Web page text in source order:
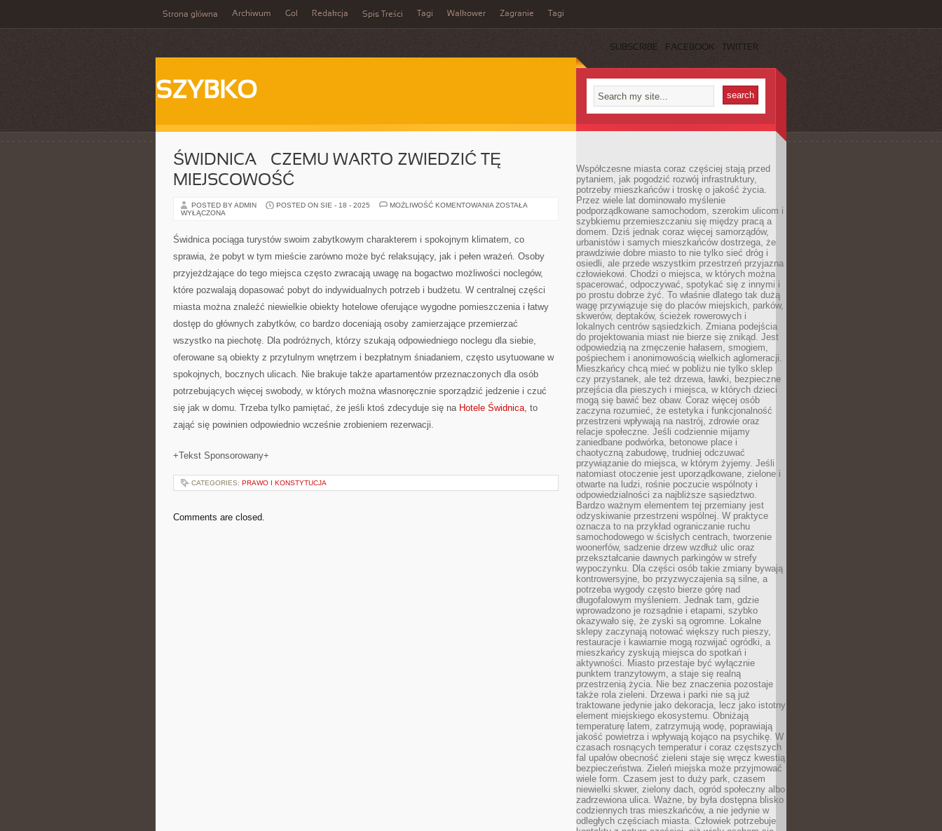
Strona główna Archiwum Gol Redakcja Spis Treści Tagi Walkower Zagranie Tagi
SUBSCRIBE FACEBOOK TWITTER
SZYBKO
ŚWIDNICA – CZEMU WARTO ZWIEDZIĆ TĘ
MIEJSCOWOŚĆ
POSTED BY ADMIN POSTED ON SIE - 18 - 2025 MOŻLIWOŚĆ KOMENTOWANIA ŚWIDNICA
ZWIEDZIĆ
TĘ
ZOSTAŁA
WYŁĄCZONA
Świdnica pociąga turystów swoim zabytkowym charakterem i spokojnym klimatem, co
sprawia, że pobyt w tym mieście zarówno może być relaksujący, jak i pełen wrażeń. Osoby
przyjeżdżające do tego miejsca często zwracają uwagę na bogactwo możliwości noclegów,
które pozwalają dopasować pobyt do indywidualnych potrzeb i budżetu. W centralnej części
miasta można znaleźć niewielkie obiekty hotelowe oferujące wygodne pomieszczenia i łatwy
dostęp do głównych zabytków, co bardzo doceniają osoby zamierzające przemierzać
wszystko na piechotę. Dla podróżnych, którzy szukają odpowiedniego noclegu dla siebie,
oferowane są obiekty z przytulnym wnętrzem i bezpłatnym śniadaniem, często usytuowane w
spokojnych, bocznych ulicach. Nie brakuje także apartamentów przeznaczonych dla osób
potrzebujących więcej swobody, w których można własnoręcznie sporządzić jedzenie i czuć
się jak w domu. Trzeba tylko pamiętać, że jeśli ktoś zdecyduje się na Hotele Świdnica, to
zająć się powinien odpowiednio wcześnie zrobieniem rezerwacji.
+Tekst Sponsorowany+
CATEGORIES: PRAWO I KONSTYTUCJA
Comments are closed.
Współczesne miasta coraz częściej stają przed
pytaniem, jak pogodzić rozwój infrastruktury,
potrzeby mieszkańców i troskę o jakość życia.
Przez wiele lat dominowało myślenie
podporządkowane samochodom, szerokim ulicom i
szybkiemu przemieszczaniu się między pracą a
domem. Dziś jednak coraz więcej samorządów,
urbanistów i samych mieszkańców dostrzega, że
prawdziwie dobre miasto to nie tylko sieć dróg i
osiedli, ale przede wszystkim przestrzeń przyjazna
człowiekowi. Chodzi o miejsca, w których można
spacerować, odpoczywać, spotykać się z innymi i
po prostu dobrze żyć. To właśnie dlatego tak dużą
wagę przywiązuje się do placów miejskich, parków,
skwerów, deptaków, ścieżek rowerowych i
lokalnych centrów sąsiedzkich. Zmiana podejścia
do projektowania miast nie bierze się znikąd. Jest
odpowiedzią na zmęczenie hałasem, smogiem,
pośpiechem i anonimowością wielkich aglomeracji.
Mieszkańcy chcą mieć w pobliżu nie tylko sklep
czy przystanek, ale też drzewa, ławki, bezpieczne
przejścia dla pieszych i miejsca, w których dzieci
mogą się bawić bez obaw. Coraz więcej osób
zaczyna rozumieć, że estetyka i funkcjonalność
przestrzeni wpływają na nastrój, zdrowie oraz
relacje społeczne. Jeśli codziennie mijamy
zaniedbane podwórka, betonowe place i
chaotyczną zabudowę, trudniej odczuwać
przywiązanie do miejsca, w którym żyjemy. Jeśli
natomiast otoczenie jest uporządkowane, zielone i
otwarte na ludzi, rośnie poczucie wspólnoty i
odpowiedzialności za najbliższe sąsiedztwo.
Bardzo ważnym elementem tej przemiany jest
odzyskiwanie przestrzeni wspólnej. W praktyce
oznacza to na przykład ograniczanie ruchu
samochodowego w ścisłych centrach, tworzenie
woonerfów, sadzenie drzew wzdłuż ulic oraz
przekształcanie dawnych parkingów w strefy
wypoczynku. Dla części osób takie zmiany bywają
kontrowersyjne, bo przyzwyczajenia są silne, a
potrzeba wygody często bierze górę nad
długofalowym myśleniem. Jednak tam, gdzie
wprowadzono je rozsądnie i etapami, szybko
okazywało się, że zyski są ogromne. Lokalne
sklepy zaczynają notować większy ruch pieszy,
restauracje i kawiarnie mogą rozwijać ogródki, a
mieszkańcy zyskują miejsca do spotkań i
aktywności. Miasto przestaje być wyłącznie
punktem tranzytowym, a staje się realną
przestrzenią życia. Nie bez znaczenia pozostaje
także rola zieleni. Drzewa i parki nie są już
traktowane jedynie jako dekoracja, lecz jako istotny
element miejskiego ekosystemu. Obniżają
temperaturę latem, zatrzymują wodę, poprawiają
jakość powietrza i wpływają kojąco na psychikę. W
czasach rosnących temperatur i coraz częstszych
fal upałów obecność zieleni staje się wręcz kwestią
bezpieczeństwa. Zieleń miejska może przyjmować
wiele form. Czasem jest to duży park, czasem
niewielki skwer, zielony dach, ogród społeczny albo
zadrzewiona ulica. Ważne, by była dostępna blisko
codziennych tras mieszkańców, a nie jedynie w
odległych częściach miasta. Człowiek potrzebuje